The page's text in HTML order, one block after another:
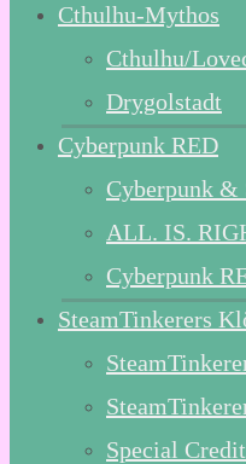
Cthulhu-Mythos
Cthulhu/
Drygolstadt
Cyberpunk RED
Cyberpunk &
ALL. IS.
Cyberpunk
SteamTinkerers
Special